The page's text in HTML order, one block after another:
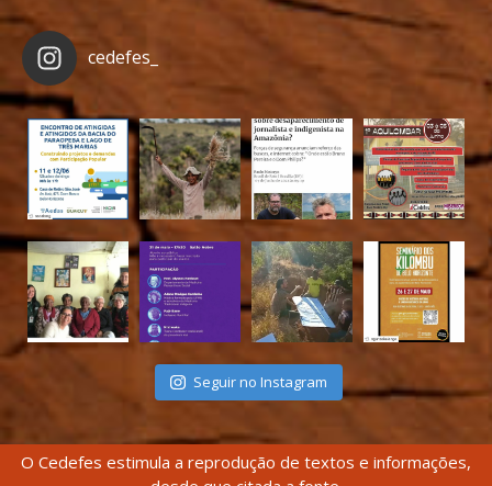
cedefes_
Seguir no Instagram
O Cedefes estimula a reprodução de textos e informações,